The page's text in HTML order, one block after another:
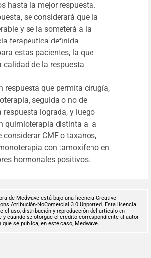
hasta la mejor respuesta.
se considerará que la
y se la someterá a la
terapéutica definida
estas pacientes, la que
calidad de la respuesta
respuesta que permita cirugía,
seguida o no de
respuesta lograda, y luego
quimioterapia distinta a la
considerar CMF o taxanos,
con tamoxifeno en
hormonales positivos.
de Medwave está bajo una licencia Creative
Atribución-NoComercial 3.0 Unported. Esta licencia
el uso, distribución y reproducción del artículo en
y cuando se otorgue el crédito correspondiente al autor
se publica, en este caso, Medwave.